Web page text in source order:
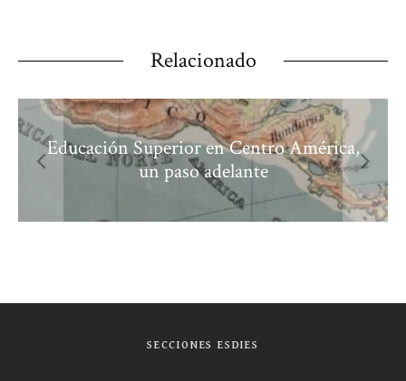
Relacionado
Educación Superior en Centro América,
un paso adelante
SECCIONES ESDIES